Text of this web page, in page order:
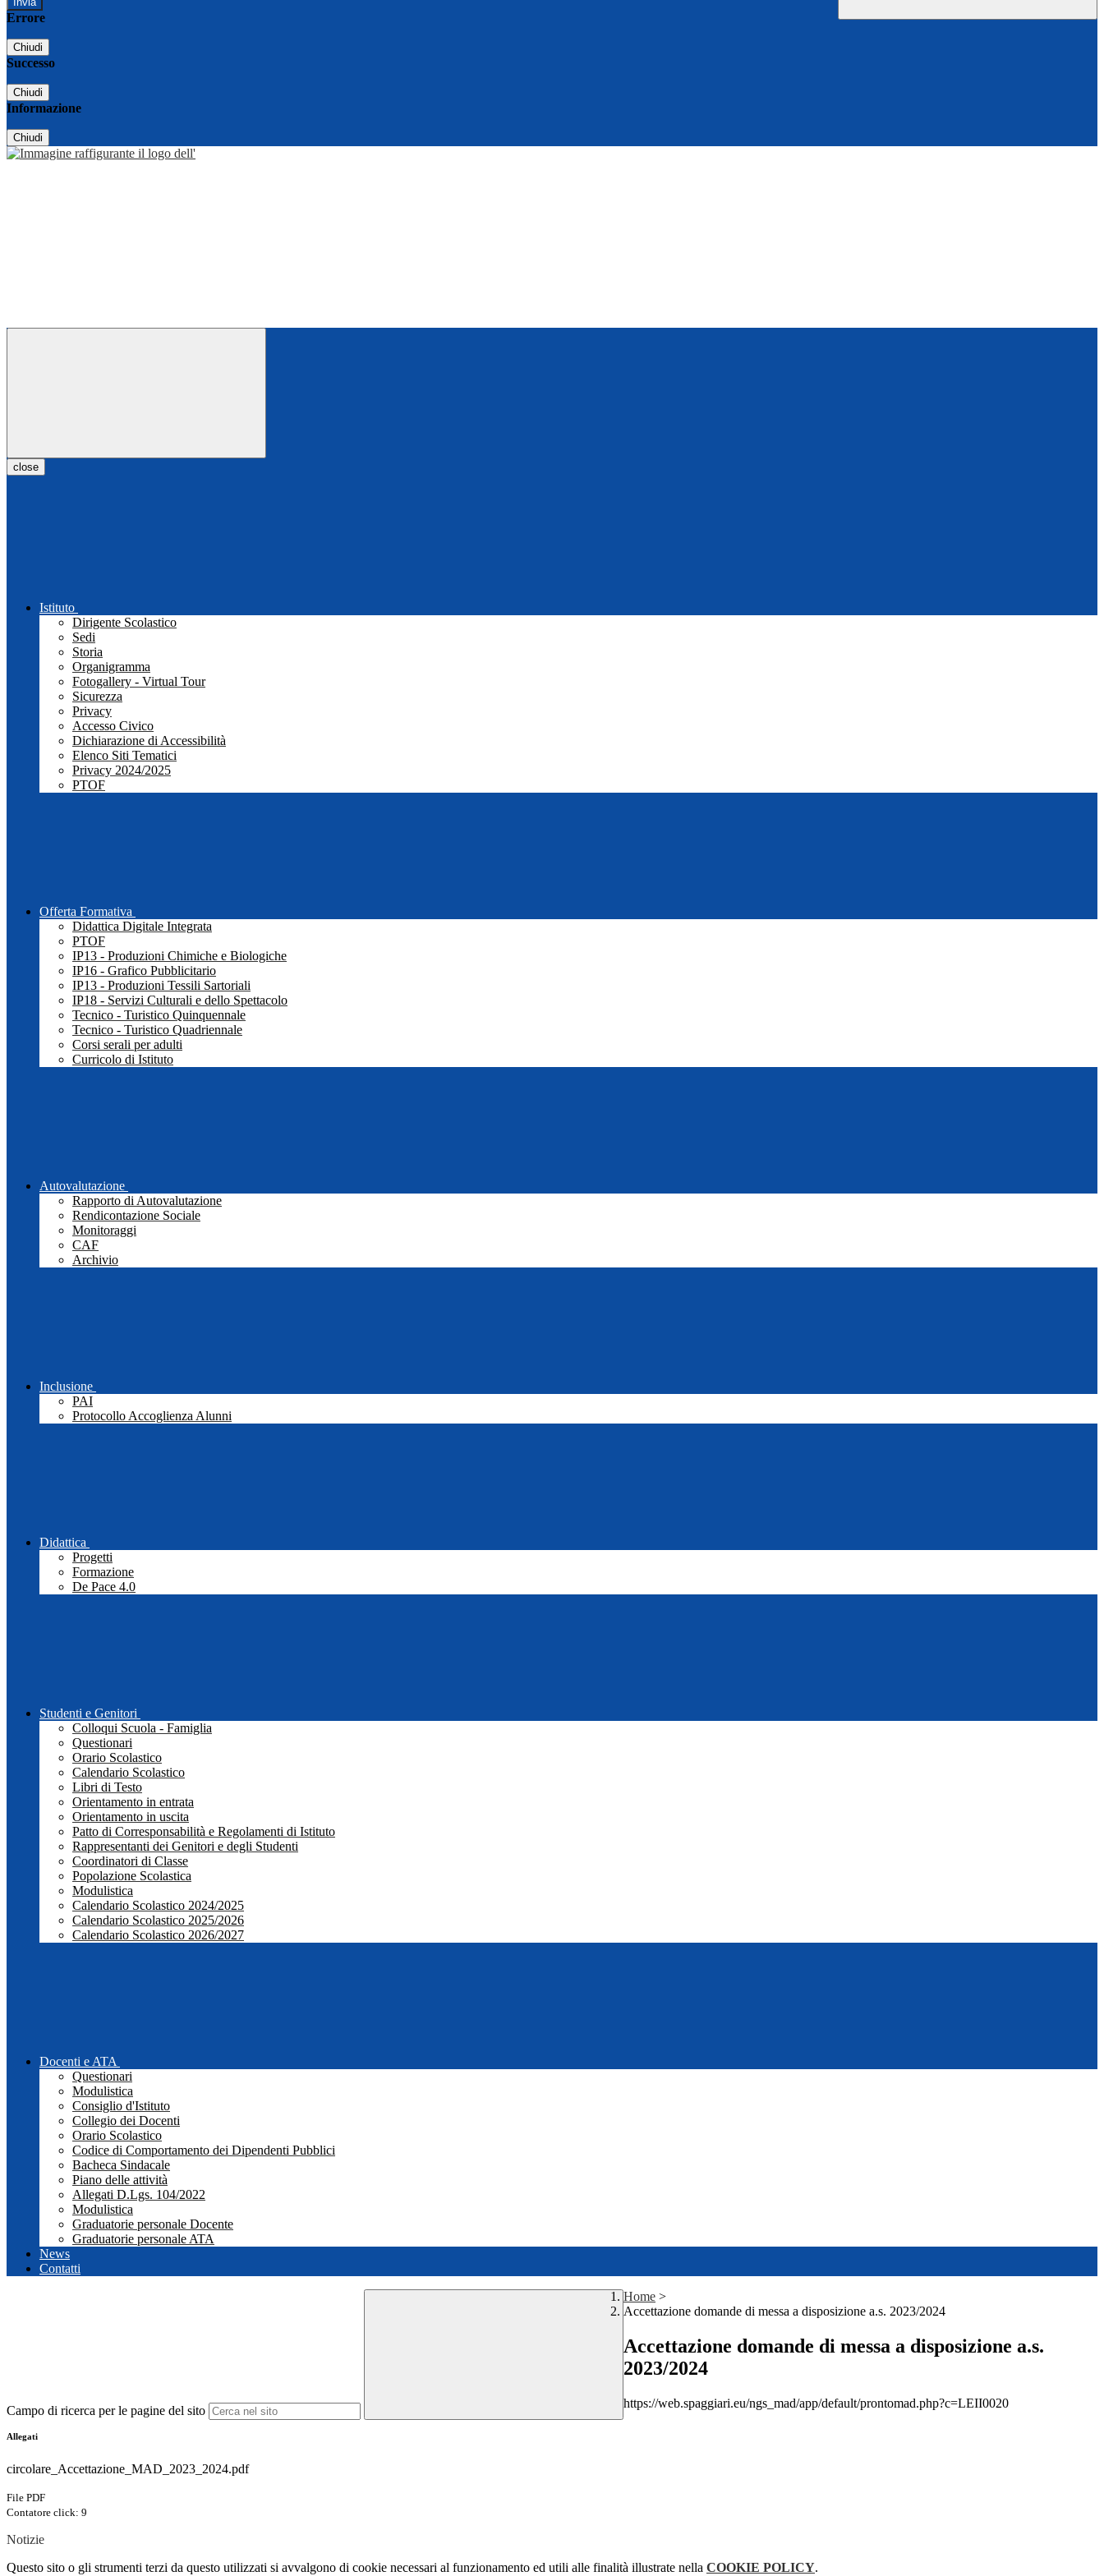
Errore
Chiudi
Successo
Chiudi
Informazione
Chiudi
close
Istituto
Dirigente Scolastico
Sedi
Storia
Organigramma
Fotogallery - Virtual Tour
Sicurezza
Privacy
Accesso Civico
Dichiarazione di Accessibilità
Elenco Siti Tematici
Privacy 2024/2025
PTOF
Offerta Formativa
Didattica Digitale Integrata
PTOF
IP13 - Produzioni Chimiche e Biologiche
IP16 - Grafico Pubblicitario
IP13 - Produzioni Tessili Sartoriali
IP18 - Servizi Culturali e dello Spettacolo
Tecnico - Turistico Quinquennale
Tecnico - Turistico Quadriennale
Corsi serali per adulti
Curricolo di Istituto
Autovalutazione
Rapporto di Autovalutazione
Rendicontazione Sociale
Monitoraggi
CAF
Archivio
Inclusione
PAI
Protocollo Accoglienza Alunni
Didattica
Progetti
Formazione
De Pace 4.0
Studenti e Genitori
Colloqui Scuola - Famiglia
Questionari
Orario Scolastico
Calendario Scolastico
Libri di Testo
Orientamento in entrata
Orientamento in uscita
Patto di Corresponsabilità e Regolamenti di Istituto
Rappresentanti dei Genitori e degli Studenti
Coordinatori di Classe
Popolazione Scolastica
Modulistica
Calendario Scolastico 2024/2025
Calendario Scolastico 2025/2026
Calendario Scolastico 2026/2027
Docenti e ATA
Questionari
Modulistica
Consiglio d'Istituto
Collegio dei Docenti
Orario Scolastico
Codice di Comportamento dei Dipendenti Pubblici
Bacheca Sindacale
Piano delle attività
Allegati D.Lgs. 104/2022
Modulistica
Graduatorie personale Docente
Graduatorie personale ATA
News
Contatti
Campo di ricerca per le pagine del sito
Home >
Accettazione domande di messa a disposizione a.s. 2023/2024
Accettazione domande di messa a disposizione a.s.
2023/2024
https://web.spaggiari.eu/ngs_mad/app/default/prontomad.php?c=LEII0020
Allegati
circolare_Accettazione_MAD_2023_2024.pdf
File PDF
Contatore click: 9
Notizie
Questo sito o gli strumenti terzi da questo utilizzati si avvalgono di cookie necessari al funzionamento ed utili alle finalità illustrate nella COOKIE POLICY.